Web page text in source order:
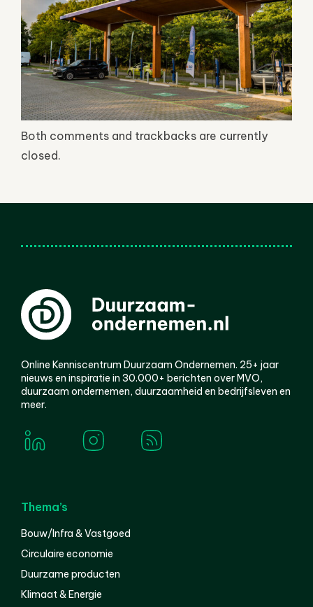
Both comments and trackbacks are currently
closed.
Online Kenniscentrum Duurzaam Ondernemen. 25+ jaar
nieuws en inspiratie in 30.000+ berichten over MVO,
duurzaam ondernemen, duurzaamheid en bedrijfsleven en
meer.
Thema’s
Bouw/Infra & Vastgoed
Circulaire economie
Duurzame producten
Klimaat & Energie